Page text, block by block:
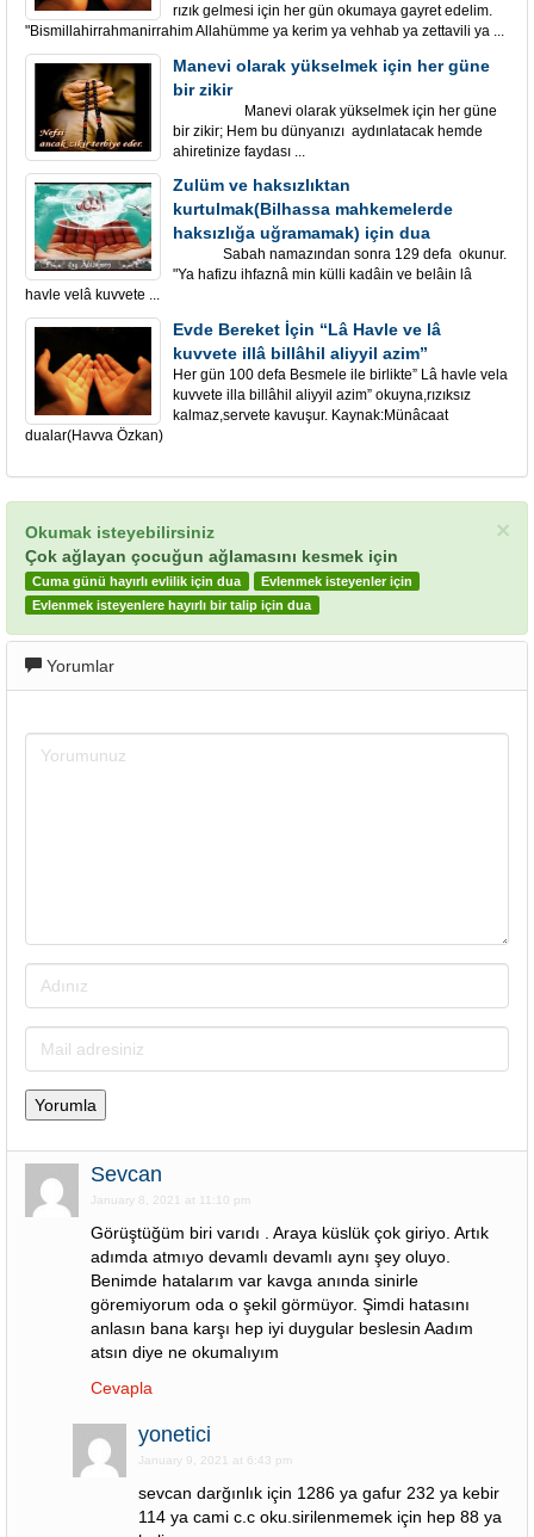
rızık gelmesi için her gün okumaya gayret edelim.
"Bismillahirrahmanirrahim Allahümme ya kerim ya vehhab ya zettavili ya ...
Manevi olarak yükselmek için her güne
bir zikir
Manevi olarak yükselmek için her güne
bir zikir; Hem bu dünyanızı aydınlatacak hemde
ahiretinize faydası ...
Zulüm ve haksızlıktan
kurtulmak(Bilhassa mahkemelerde
haksızlığa uğramamak) için dua
Sabah namazından sonra 129 defa okunur.
"Ya hafizu ihfaznâ min külli kadâin ve belâin lâ
havle velâ kuvvete ...
Evde Bereket İçin “Lâ Havle ve lâ
kuvvete illâ billâhil aliyyil azim”
Her gün 100 defa Besmele ile birlikte” Lâ havle vela
kuvvete illa billâhil aliyyil azim” okuyna,rızıksız
kalmaz,servete kavuşur. Kaynak:Münâcaat
dualar(Havva Özkan)
×
Okumak isteyebilirsiniz
Çok ağlayan çocuğun ağlamasını kesmek için
Cuma günü hayırlı evlilik için dua
Evlenmek isteyenler için
Evlenmek isteyenlere hayırlı bir talip için dua
Yorumlar
Sevcan
January 8, 2021 at 11:10 pm
Görüştüğüm biri varıdı . Araya küslük çok giriyo. Artık
adımda atmıyo devamlı devamlı aynı şey oluyo.
Benimde hatalarım var kavga anında sinirle
göremiyorum oda o şekil görmüyor. Şimdi hatasını
anlasın bana karşı hep iyi duygular beslesin Aadım
atsın diye ne okumalıyım
Cevapla
yonetici
January 9, 2021 at 6:43 pm
sevcan darğınlık için 1286 ya gafur 232 ya kebir
114 ya cami c.c oku.sirilenmemek için hep 88 ya